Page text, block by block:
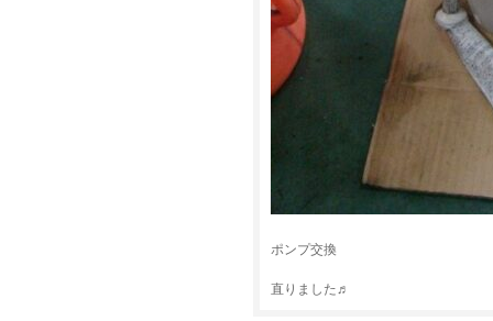
ポンプ交換
直りました♬